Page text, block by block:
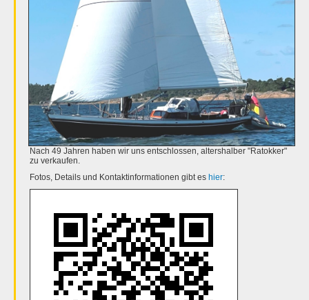
Nach 49 Jahren haben wir uns entschlossen, altershalber "Ratokker"
zu verkaufen.
Fotos, Details und Kontaktinformationen gibt es hier: